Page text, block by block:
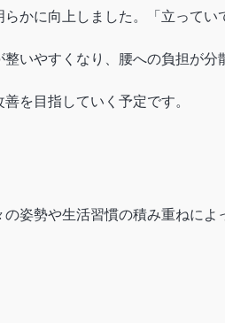
かに向上しました。「立ってい
いやすくなり、腰への負担が
を目指していく予定です。
姿勢や生活習慣の積み重ねによ